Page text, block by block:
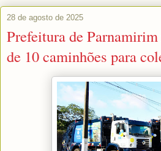
28 de agosto de 2025
Prefeitura de
de 10 caminhões para